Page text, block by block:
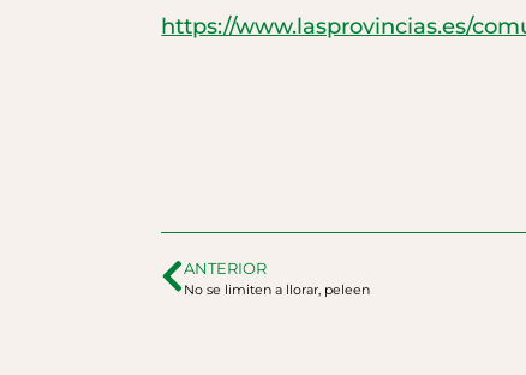
https://www.lasprovincias.es/
ANTERIOR
No se limiten a llorar, peleen